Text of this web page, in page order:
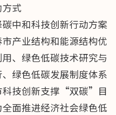
式
碳中和科技创新行动方案
产业结构和能源结构优
、绿色低碳技术研究与
绿色低碳发展制度体系
科技创新支撑“双碳”目
面推进经济社会绿色低